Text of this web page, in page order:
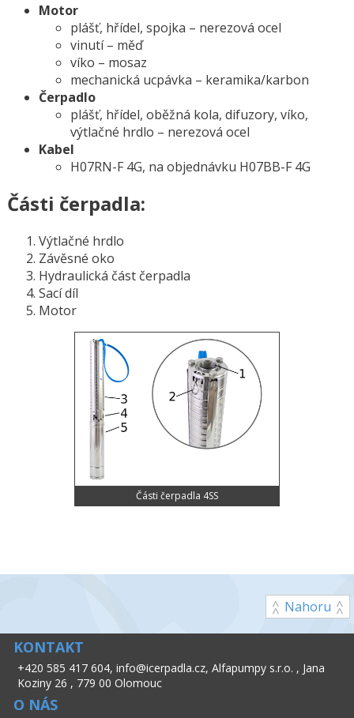
Motor
plášť, hřídel, spojka – nerezová ocel
vinutí – měď
víko – mosaz
mechanická ucpávka – keramika/karbon
Čerpadlo
plášť, hřídel, oběžná kola, difuzory, víko,
výtlačné hrdlo – nerezová ocel
Kabel
H07RN-F 4G, na objednávku H07BB-F 4G
Části čerpadla:
Výtlačné hrdlo
Závěsné oko
Hydraulická část čerpadla
Sací díl
Motor
Části čerpadla 4SS
Nahoru
KONTAKT
+420 585 417 604, info@icerpadla.cz, Alfapumpy s.r.o. , Jana
Koziny 26 , 779 00 Olomouc
O NÁS